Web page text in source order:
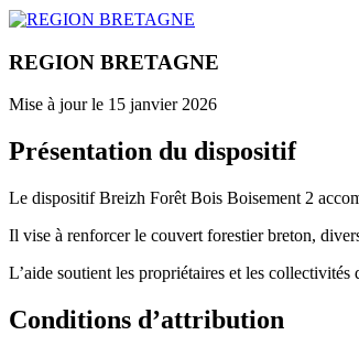
REGION BRETAGNE
Mise à jour le 15 janvier 2026
Présentation du dispositif
Le dispositif Breizh Forêt Bois Boisement 2
Il vise à renforcer le couvert forestier breton,
L’aide soutient les propriétaires et les collectivités
Conditions d’attribution